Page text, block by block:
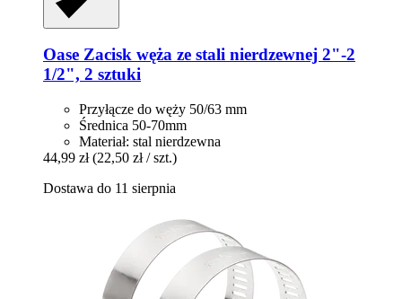
Oase Zacisk węża ze stali nierdzewnej 2"-​2
1/2", 2 sztuki
Przyłącze do węży 50/63 mm
Średnica 50-70mm
Materiał: stal nierdzewna
44,99 zł (22,50 zł / szt.)
Dostawa do 11 sierpnia